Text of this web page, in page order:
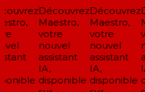
Découvrez
Maestro,
votre
nouvel
assistant
IA,
disponible
Découvrez
Maestro,
votre
nouvel
assistant
IA,
disponible